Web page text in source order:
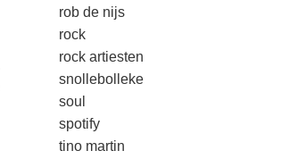
rob de nijs
rock
rock artiesten
snollebolleke
soul
spotify
tino martin